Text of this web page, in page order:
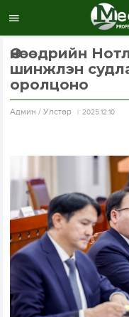
Өнөөдрийн
шинжлэн
оролцоно
Aдмин / Улстөр 2025.12.10